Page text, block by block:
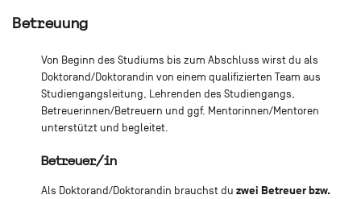
Betreuung
Von Beginn des Studiums bis zum Abschluss wirst du als
Doktorand/Doktorandin von einem qualifizierten Team aus
Studiengangsleitung, Lehrenden des Studiengangs,
Betreuerinnen/Betreuern und ggf. Mentorinnen/Mentoren
unterstützt und begleitet.
Betreuer/in
Als Doktorand/Doktorandin brauchst du zwei Betreuer bzw.